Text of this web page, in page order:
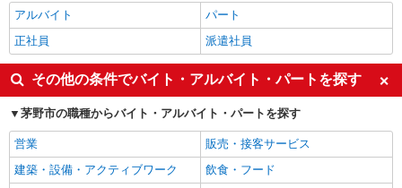
アルバイト
パート
正社員
派遣社員
その他の条件でバイト・アルバイト・パートを探す
茅野市の職種からバイト・アルバイト・パートを探す
営業
販売・接客サービス
建築・設備・アクティブワーク
飲食・フード